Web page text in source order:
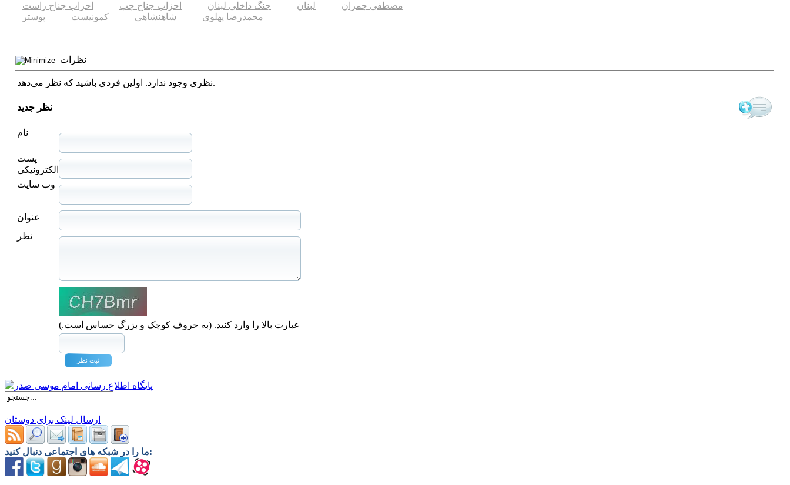
مصطفی چمران لبنان جنگ داخلی لبنان احزاب جناح چپ
احزاب جناح راست
محمدرضا پهلوی
شاهنشاهی کمونیست پوستر
نظرات
نظری وجود ندارد. اولین فردی باشید که نظر می‌دهد.
نظر جدید
نام
پست
الکترونیکی
وب سایت
عنوان
نظر
عبارت بالا را وارد کنید. (به حروف کوچک و بزرگ حساس است.)
ارسال لینک برای دوستان
ما را در شبکه های اجتماعی دنبال کنید: